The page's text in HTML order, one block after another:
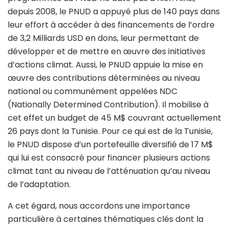
depuis 2008, le PNUD a appuyé plus de 140 pays dans
leur effort à accéder à des financements de l’ordre
de 3,2 Milliards USD en dons, leur permettant de
développer et de mettre en œuvre des initiatives
d’actions climat. Aussi, le PNUD appuie la mise en
œuvre des contributions déterminées au niveau
national ou communément appelées NDC
(Nationally Determined Contribution). Il mobilise à
cet effet un budget de 45 M$ couvrant actuellement
26 pays dont la Tunisie. Pour ce qui est de la Tunisie,
le PNUD dispose d’un portefeuille diversifié de 17 M$
qui lui est consacré pour financer plusieurs actions
climat tant au niveau de l’atténuation qu’au niveau
de l’adaptation.
A cet égard, nous accordons une importance
particulière à certaines thématiques clés dont la